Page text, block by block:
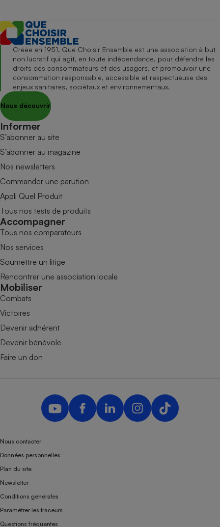
Créée en 1951, Que Choisir Ensemble est une association à but
non lucratif qui agit, en toute indépendance, pour défendre les
droits des consommateurs et des usagers, et promouvoir une
consommation responsable, accessible et respectueuse des
enjeux sanitaires, sociétaux et environnementaux.
Nous découvrir
Informer
S’abonner au site
S’abonner au magazine
Nos newsletters
Commander une parution
Appli Quel Produit
Tous nos tests de produits
Accompagner
Tous nos comparateurs
Nos services
Soumettre un litige
Rencontrer une association locale
Mobiliser
Combats
Victoires
Devenir adhérent
Devenir bénévole
Faire un don
Nous contacter
Données personnelles
Plan du site
Newsletter
Conditions générales
Paramétrer les traceurs
Questions fréquentes